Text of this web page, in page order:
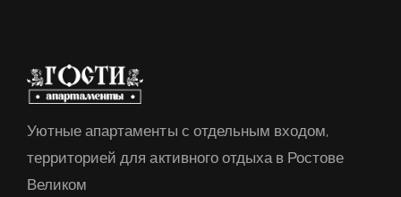
Уютные апартаменты с отдельным входом,
территорией для активного отдыха в Ростове
Великом